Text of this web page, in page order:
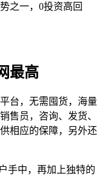
之一，0投资高回
最高
台，无需囤货，海量
售员，咨询、发货、
相应的保障，另外还
手中，再加上独特的